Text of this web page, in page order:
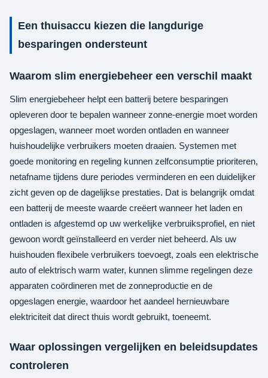
Een thuisaccu kiezen die langdurige
besparingen ondersteunt
Waarom slim energiebeheer een verschil maakt
Slim energiebeheer helpt een batterij betere besparingen
opleveren door te bepalen wanneer zonne-energie moet worden
opgeslagen, wanneer moet worden ontladen en wanneer
huishoudelijke verbruikers moeten draaien. Systemen met
goede monitoring en regeling kunnen zelfconsumptie prioriteren,
netafname tijdens dure periodes verminderen en een duidelijker
zicht geven op de dagelijkse prestaties. Dat is belangrijk omdat
een batterij de meeste waarde creëert wanneer het laden en
ontladen is afgestemd op uw werkelijke verbruiksprofiel, en niet
gewoon wordt geïnstalleerd en verder niet beheerd. Als uw
huishouden flexibele verbruikers toevoegt, zoals een elektrische
auto of elektrisch warm water, kunnen slimme regelingen deze
apparaten coördineren met de zonneproductie en de
opgeslagen energie, waardoor het aandeel hernieuwbare
elektriciteit dat direct thuis wordt gebruikt, toeneemt.
Waar oplossingen vergelijken en beleidsupdates
controleren